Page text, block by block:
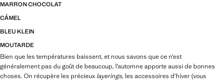
MARRON CHOCOLAT
CÁMEL
BLEU KLEIN
MOUTARDE
Bien que les températures baissent, et nous savons que ce n’est
généralement pas du goût de beaucoup, l’automne apporte aussi de bonnes
choses. On récupère les précieux layerings, les accessoires d’hiver (vous